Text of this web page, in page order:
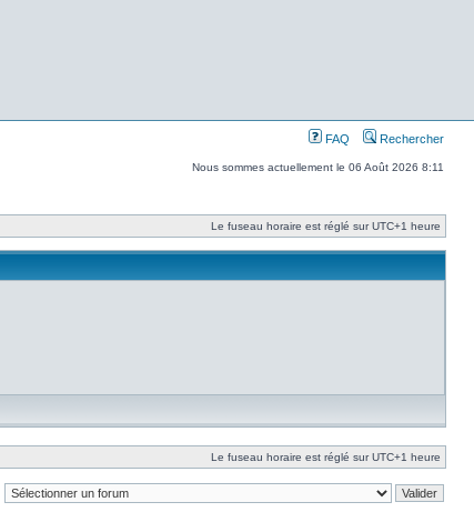
FAQ Rechercher
Nous sommes actuellement le 06 Août 2026 8:11
Le fuseau horaire est réglé sur UTC+1 heure
Le fuseau horaire est réglé sur UTC+1 heure